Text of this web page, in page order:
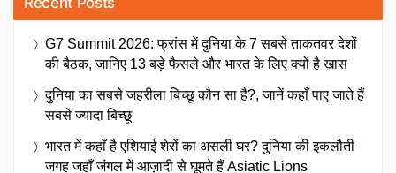
G7 Summit 2026: फ्रांस में दुनिया के 7 सबसे ताकतवर देशों
की बैठक, जानिए 13 बड़े फैसले और भारत के लिए क्यों है खास
दुनिया का सबसे जहरीला बिच्छू कौन सा है?, जानें कहाँ पाए जाते हैं
सबसे ज्यादा बिच्छू
भारत में कहाँ है एशियाई शेरों का असली घर? दुनिया की इकलौती
जगह जहाँ जंगल में आज़ादी से घूमते हैं Asiatic Lions